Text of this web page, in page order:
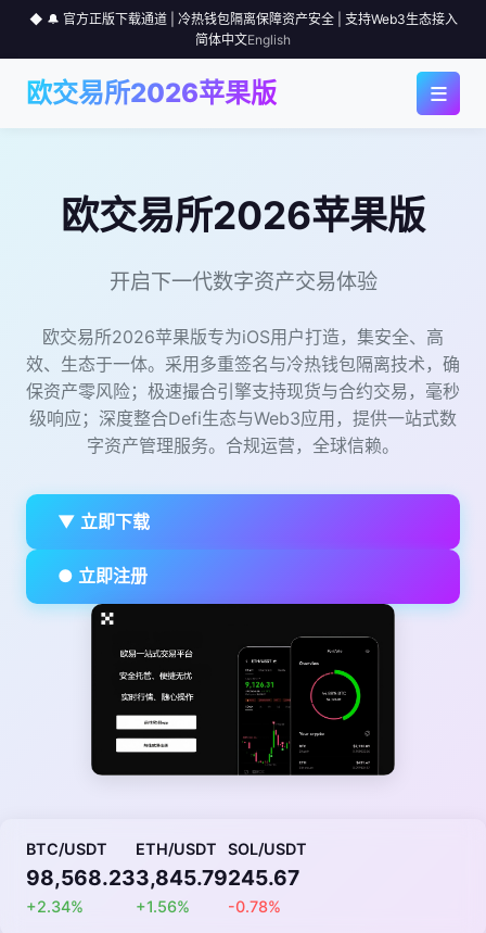
◆ 🔔 官方正版下载通道 | 冷热钱包隔离保障资产安全 | 支持Web3生态接入
简体中文English
欧交易所2026苹果版 ≡
◆ 首页
◆ 使用指南
◆ 社区
欧交易所2026苹果版
开启下一代数字资产交易体验
欧交易所2026苹果版专为iOS用户打造，集安全、高
效、生态于一体。采用多重签名与冷热钱包隔离技术，确
保资产零风险；极速撮合引擎支持现货与合约交易，毫秒
级响应；深度整合Defi生态与Web3应用，提供一站式数
字资产管理服务。合规运营，全球信赖。
▼ 立即下载
● 立即注册
BTC/USDT
98,568.23
+2.34%
ETH/USDT
3,845.79
+1.56%
SOL/USDT
245.67
-0.78%